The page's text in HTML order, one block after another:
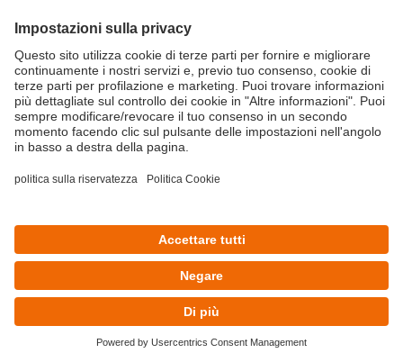
Iscriviti alla newsletter BOOM
This site is protected by reCAPTCHA and the Google
Terms of Serviceapply
©Copyright 2025 - CRIF S.p.A.
CRIF S.p.A.: Via della Beverara, 21 | 40131 Bologna | Italy